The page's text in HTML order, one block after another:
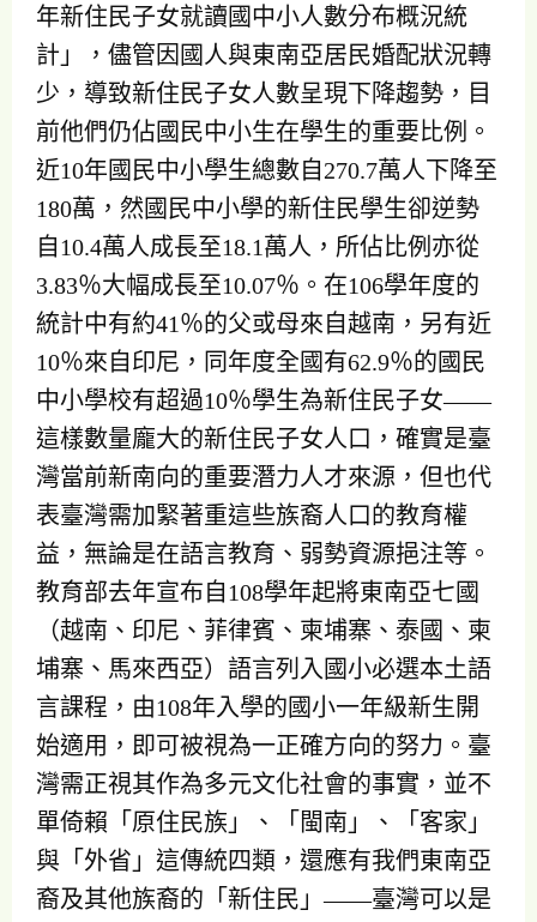
年新住民子女就讀國中小人數分布概況統
計」，儘管因國人與東南亞居民婚配狀況轉
少，導致新住民子女人數呈現下降趨勢，目
前他們仍佔國民中小生在學生的重要比例。
近10年國民中小學生總數自270.7萬人下降至
180萬，然國民中小學的新住民學生卻逆勢
自10.4萬人成長至18.1萬人，所佔比例亦從
3.83％大幅成長至10.07％。在106學年度的
統計中有約41％的父或母來自越南，另有近
10％來自印尼，同年度全國有62.9％的國民
中小學校有超過10％學生為新住民子女——
這樣數量龐大的新住民子女人口，確實是臺
灣當前新南向的重要潛力人才來源，但也代
表臺灣需加緊著重這些族裔人口的教育權
益，無論是在語言教育、弱勢資源挹注等。
教育部去年宣布自108學年起將東南亞七國
（越南、印尼、菲律賓、柬埔寨、泰國、柬
埔寨、馬來西亞）語言列入國小必選本土語
言課程，由108年入學的國小一年級新生開
始適用，即可被視為一正確方向的努力。臺
灣需正視其作為多元文化社會的事實，並不
單倚賴「原住民族」、「閩南」、「客家」
與「外省」這傳統四類，還應有我們東南亞
裔及其他族裔的「新住民」——臺灣可以是